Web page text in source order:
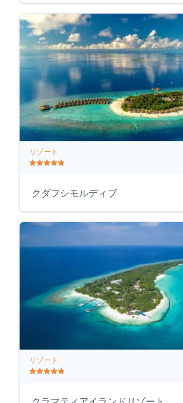
リゾート
クダフシモルディブ
リゾート